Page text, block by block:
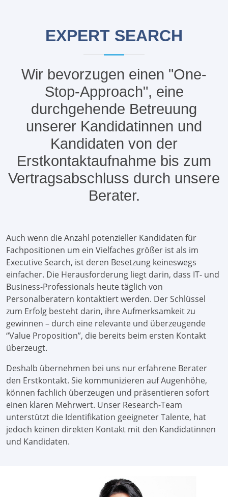
EXPERT SEARCH
Wir bevorzugen einen "One-
Stop-Approach", eine
durchgehende Betreuung
unserer Kandidatinnen und
Kandidaten von der
Erstkontaktaufnahme bis zum
Vertragsabschluss durch unsere
Berater.
Auch wenn die Anzahl potenzieller Kandidaten für
Fachpositionen um ein Vielfaches größer ist als im
Executive Search, ist deren Besetzung keineswegs
einfacher. Die Herausforderung liegt darin, dass IT- und
Business-Professionals heute täglich von
Personalberatern kontaktiert werden. Der Schlüssel
zum Erfolg besteht darin, ihre Aufmerksamkeit zu
gewinnen – durch eine relevante und überzeugende
“Value Proposition”, die bereits beim ersten Kontakt
überzeugt.
Deshalb übernehmen bei uns nur erfahrene Berater
den Erstkontakt. Sie kommunizieren auf Augenhöhe,
können fachlich überzeugen und präsentieren sofort
einen klaren Mehrwert. Unser Research-Team
unterstützt die Identifikation geeigneter Talente, hat
jedoch keinen direkten Kontakt mit den Kandidatinnen
und Kandidaten.